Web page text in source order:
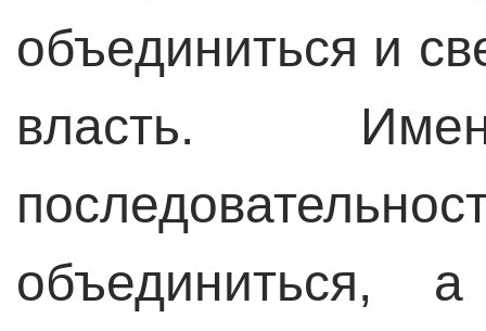
объединиться и
власть.
объединиться,